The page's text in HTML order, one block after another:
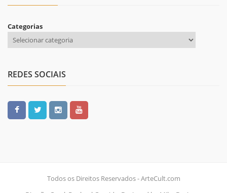
Categorias
REDES SOCIAIS
Todos os Direitos Reservados - ArteCult.com